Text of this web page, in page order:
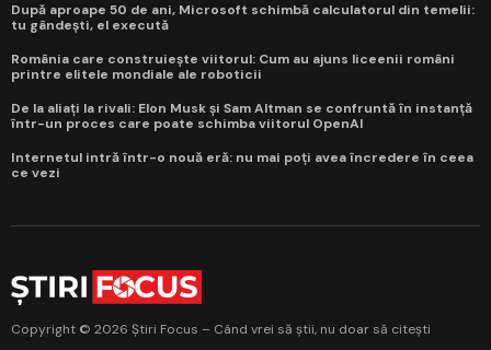
După aproape 50 de ani, Microsoft schimbă calculatorul din temelii:
tu gândești, el execută
România care construiește viitorul: Cum au ajuns liceenii români
printre elitele mondiale ale roboticii
De la aliați la rivali: Elon Musk și Sam Altman se confruntă în instanță
într-un proces care poate schimba viitorul OpenAI
Internetul intră într-o nouă eră: nu mai poți avea încredere în ceea
ce vezi
Copyright © 2026 Știri Focus – Când vrei să știi, nu doar să citești